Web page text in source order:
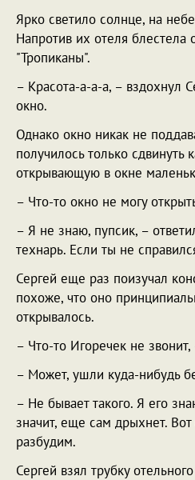
Ярко светило солнце, на
Напротив их отеля блестела
"Тропиканы".
– Красота-а-а-а, – вздохнул
окно.
Однако окно никак не
получилось только сдвинуть
открывающую в окне
– Что-то окно не могу
– Я не знаю, пупсик, –
технарь. Если ты не
Сергей еще раз поизучал
похоже, что оно
открывалось.
– Что-то Игоречек не
– Может, ушли куда-нибудь
– Не бывает такого. Я его
значит, еще сам дрыхнет.
разбудим.
Сергей взял трубку